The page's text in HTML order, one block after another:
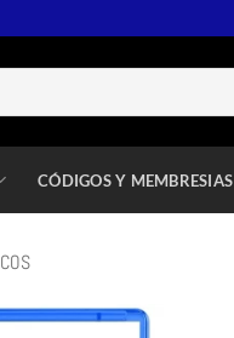
CÓDIGOS Y MEMBRESIAS